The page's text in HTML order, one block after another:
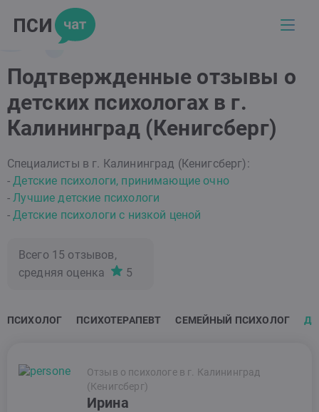
Подтвержденные отзывы о
детских психологах в г.
Калининград (Кенигсберг)
Специалисты в г. Калининград (Кенигсберг):
-Детские психологи, принимающие очно
-Лучшие детские психологи
-Детские психологи с низкой ценой
Всего 15 отзывов,
средняя оценка
5
ПСИХОЛОГ ПСИХОТЕРАПЕВТ СЕМЕЙНЫЙ ПСИХОЛОГ
Отзыв о психологе в г. Калининград
(Кенигсберг)
Ирина